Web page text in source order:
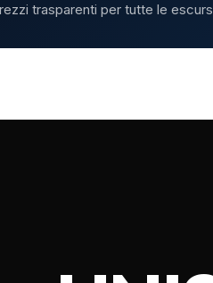
trasparenti per tutte le